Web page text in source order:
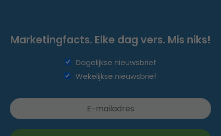
Marketingfacts. Elke dag vers. Mis niks!
Dagelijkse nieuwsbrief
Wekelijkse nieuwsbrief